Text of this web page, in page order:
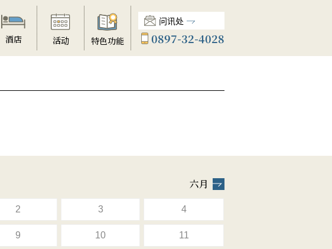
酒店 活动 特色功能
问讯处
0897-32-4028
六月
2 3 4
9 10 11